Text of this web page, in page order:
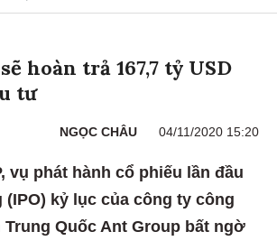
​​hoàn trả 167,7 tỷ USD
tư
NGỌC CHÂU 04/11/2020 15:20
vụ phát hành cổ phiếu lần đầu
(IPO) kỷ lục của công ty công
Quốc Ant Group bất ngờ